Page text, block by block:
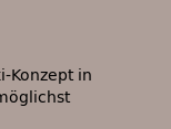
Konzept in